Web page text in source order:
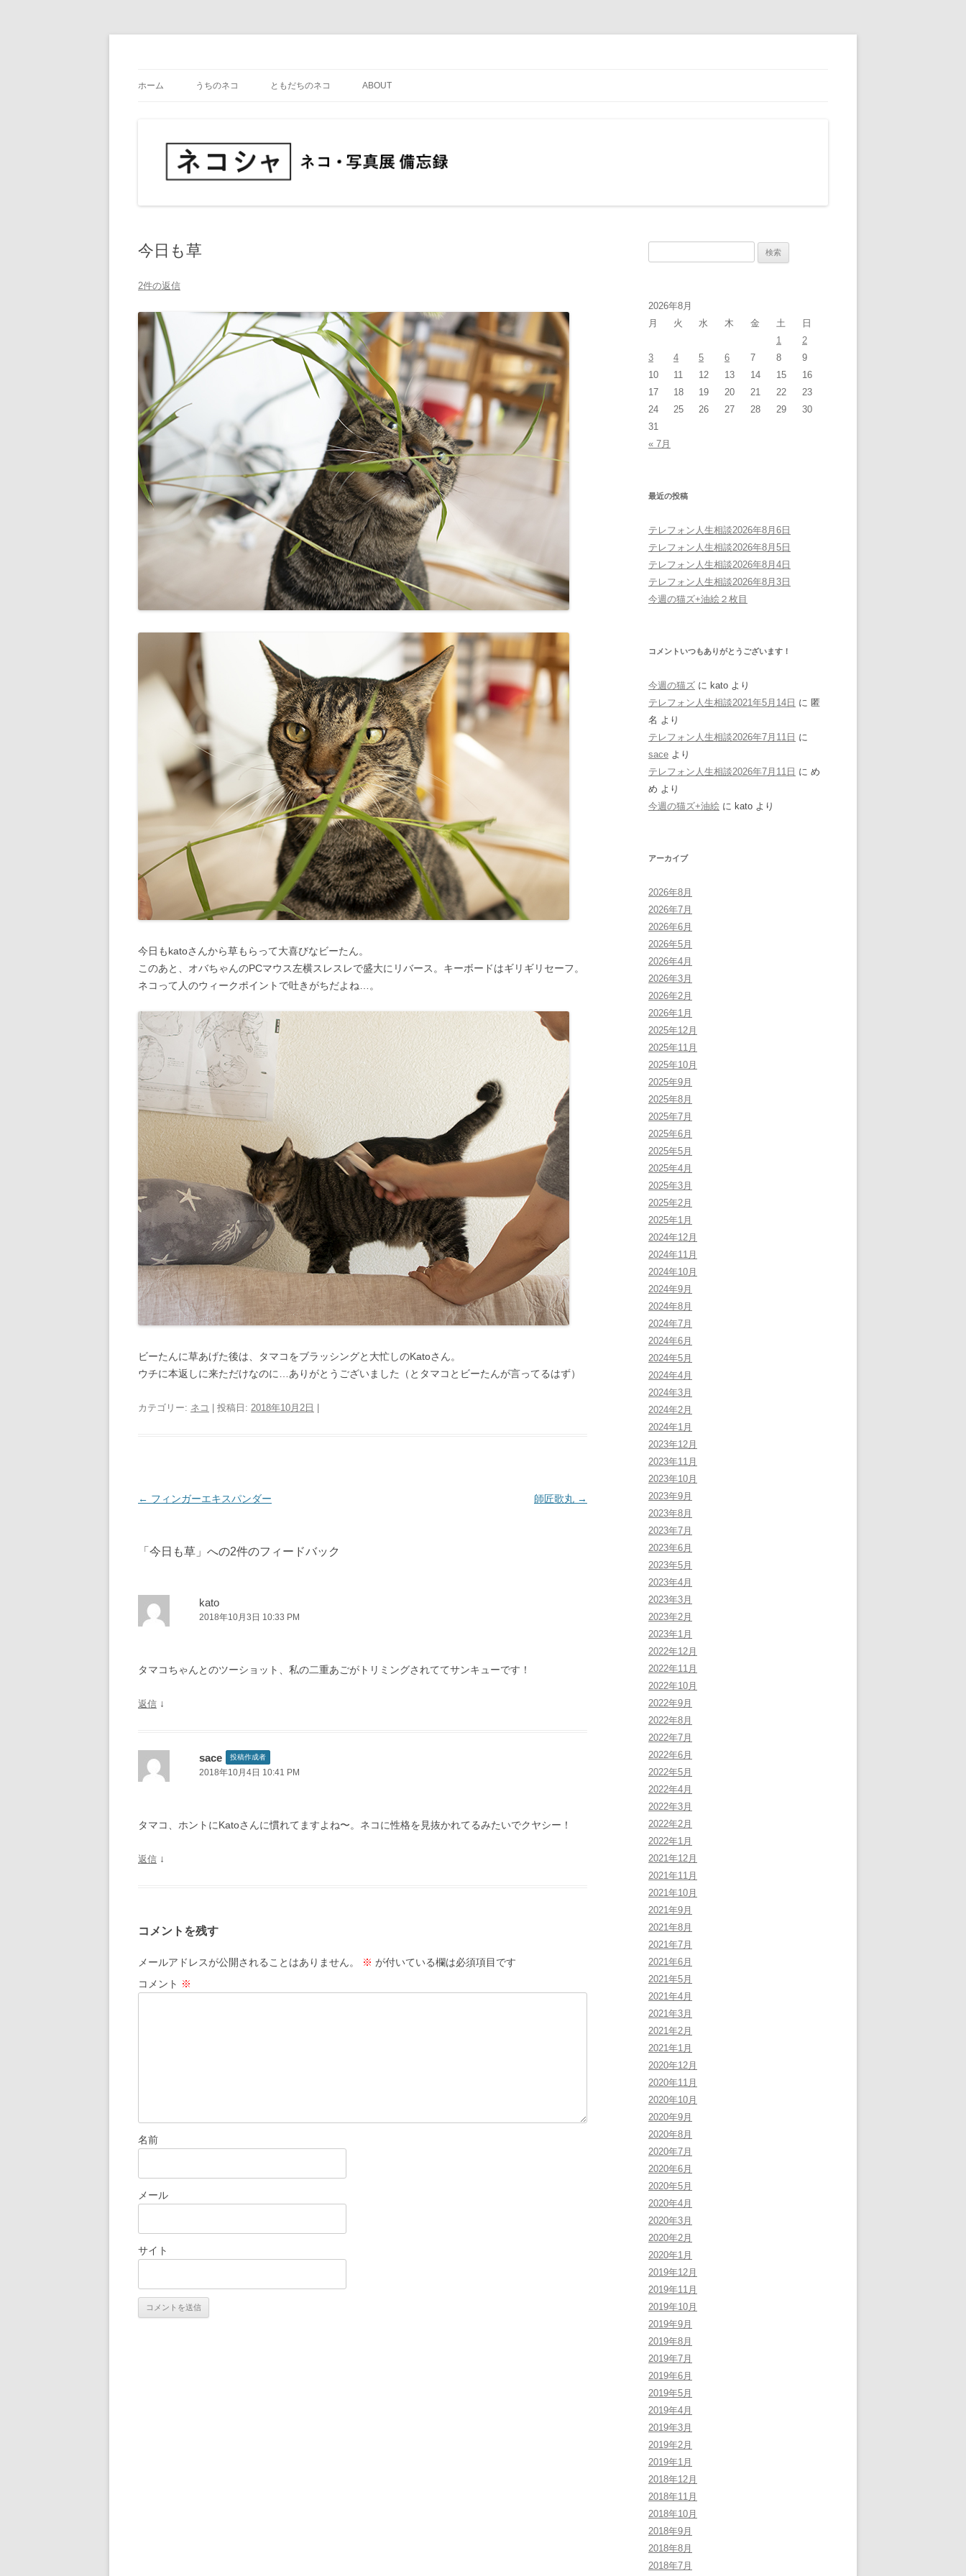
へ
ホーム うちのネコ ともだちのネコ ABOUT
今日も草
2件の返信
今日もkatoさんから草もらって大喜びなビーたん。
このあと、オバちゃんのPCマウス左横スレスレで盛大にリバース。キーボードはギリギリセーフ。
ネコって人のウィークポイントで吐きがちだよね…。
ビーたんに草あげた後は、タマコをブラッシングと大忙しのKatoさん。
ウチに本返しに来ただけなのに…ありがとうございました（とタマコとビーたんが言ってるはず）
カテゴリー: ネコ | 投稿日: 2018年10月2日
投
シ
← フィンガーエキスパンダー 師匠歌丸 →
「 今日も草 」への2件のフィードバック
kato
2018年10月3日 10:33 PM
タマコちゃんとのツーショット、私の二重あごがトリミングされててサンキューです！
返信 ↓
sace 投稿作成者
2018年10月4日 10:41 PM
タマコ、ホントにKatoさんに慣れてますよね〜。ネコに性格を見抜かれてるみたいでクヤシー！
返信 ↓
コメントを残す
メールアドレスが公開されることはありません。 ※ が付いている欄は必須項目です
コメント ※
名前
メール
サイト
2026年8月
月
火 水 木 金 土
日
1
2
3
4 5 6 7 8
9
10
11 12 13 14 15
16
17
18 19 20 21 22
23
24
25 26 27 28 29
30
31
« 7月
最近の投稿
テレフォン人生相談2026年8月6日
テレフォン人生相談2026年8月5日
テレフォン人生相談2026年8月4日
テレフォン人生相談2026年8月3日
今週の猫ズ+油絵２枚目
コメントいつもありがとうございます！
今週の猫ズ に kato より
テレフォン人生相談2021年5月14日 に 匿
名 より
テレフォン人生相談2026年7月11日 に
sace より
テレフォン人生相談2026年7月11日 に め
め より
今週の猫ズ+油絵 に kato より
アーカイブ
2026年8月
2026年7月
2026年6月
2026年5月
2026年4月
2026年3月
2026年2月
2026年1月
2025年12月
2025年11月
2025年10月
2025年9月
2025年8月
2025年7月
2025年6月
2025年5月
2025年4月
2025年3月
2025年2月
2025年1月
2024年12月
2024年11月
2024年10月
2024年9月
2024年8月
2024年7月
2024年6月
2024年5月
2024年4月
2024年3月
2024年2月
2024年1月
2023年12月
2023年11月
2023年10月
2023年9月
2023年8月
2023年7月
2023年6月
2023年5月
2023年4月
2023年3月
2023年2月
2023年1月
2022年12月
2022年11月
2022年10月
2022年9月
2022年8月
2022年7月
2022年6月
2022年5月
2022年4月
2022年3月
2022年2月
2022年1月
2021年12月
2021年11月
2021年10月
2021年9月
2021年8月
2021年7月
2021年6月
2021年5月
2021年4月
2021年3月
2021年2月
2021年1月
2020年12月
2020年11月
2020年10月
2020年9月
2020年8月
2020年7月
2020年6月
2020年5月
2020年4月
2020年3月
2020年2月
2020年1月
2019年12月
2019年11月
2019年10月
2019年9月
2019年8月
2019年7月
2019年6月
2019年5月
2019年4月
2019年3月
2019年2月
2019年1月
2018年12月
2018年11月
2018年10月
2018年9月
2018年8月
2018年7月